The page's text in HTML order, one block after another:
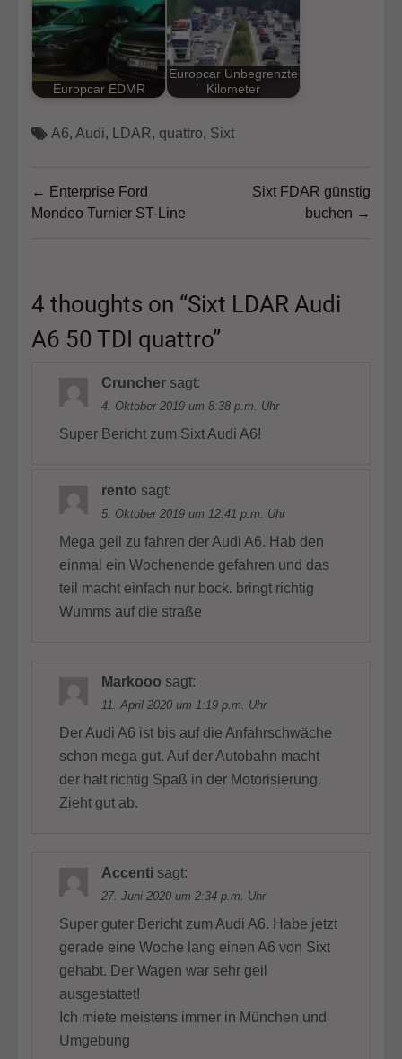
Europcar EDMR
Europcar Unbegrenzte
Kilometer
A6, Audi, LDAR, quattro, Sixt
Beitragsnavigation
← Enterprise Ford
Mondeo Turnier ST-Line
Sixt FDAR günstig
buchen →
4 thoughts on “Sixt LDAR Audi
A6 50 TDI quattro”
Cruncher sagt:
4. Oktober 2019 um 8:38 p.m. Uhr
Super Bericht zum Sixt Audi A6!
rento sagt:
5. Oktober 2019 um 12:41 p.m. Uhr
Mega geil zu fahren der Audi A6. Hab den
einmal ein Wochenende gefahren und das
teil macht einfach nur bock. bringt richtig
Wumms auf die straße
Markooo sagt:
11. April 2020 um 1:19 p.m. Uhr
Der Audi A6 ist bis auf die Anfahrschwäche
schon mega gut. Auf der Autobahn macht
der halt richtig Spaß in der Motorisierung.
Zieht gut ab.
Accenti sagt:
27. Juni 2020 um 2:34 p.m. Uhr
Super guter Bericht zum Audi A6. Habe jetzt
gerade eine Woche lang einen A6 von Sixt
gehabt. Der Wagen war sehr geil
ausgestattet!
Ich miete meistens immer in München und
Umgebung